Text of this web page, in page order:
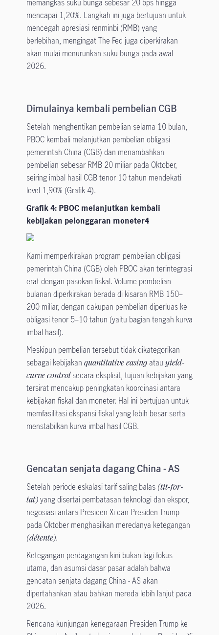
memangkas suku bunga sebesar 20 bps hingga
mencapai 1,20%. Langkah ini juga bertujuan untuk
mencegah apresiasi renminbi (RMB) yang
berlebihan, mengingat The Fed juga diperkirakan
akan mulai menurunkan suku bunga pada awal
2026.
Dimulainya kembali pembelian CGB
Setelah menghentikan pembelian selama 10 bulan,
PBOC kembali melanjutkan pembelian obligasi
pemerintah China (CGB) dan menambahkan
pembelian sebesar RMB 20 miliar pada Oktober,
seiring imbal hasil CGB tenor 10 tahun mendekati
level 1,90% (Grafik 4).
Grafik 4: PBOC melanjutkan kembali
kebijakan pelonggaran moneter4
Kami memperkirakan program pembelian obligasi
pemerintah China (CGB) oleh PBOC akan terintegrasi
erat dengan pasokan fiskal. Volume pembelian
bulanan diperkirakan berada di kisaran RMB 150–
200 miliar, dengan cakupan pembelian diperluas ke
obligasi tenor 5–10 tahun (yaitu bagian tengah kurva
imbal hasil).
Meskipun pembelian tersebut tidak dikategorikan
sebagai kebijakan quantitative easingatau yield-
curve controlsecara eksplisit, tujuan kebijakan yang
tersirat mencakup peningkatan koordinasi antara
kebijakan fiskal dan moneter. Hal ini bertujuan untuk
memfasilitasi ekspansi fiskal yang lebih besar serta
menstabilkan kurva imbal hasil CGB.
Gencatan senjata dagang China - AS
Setelah periode eskalasi tarif saling balas (tit-for-
tat)yang disertai pembatasan teknologi dan ekspor,
negosiasi antara Presiden Xi dan Presiden Trump
pada Oktober menghasilkan meredanya ketegangan
(détente).
Ketegangan perdagangan kini bukan lagi fokus
utama, dan asumsi dasar pasar adalah bahwa
gencatan senjata dagang China - AS akan
dipertahankan atau bahkan mereda lebih lanjut pada
2026.
Rencana kunjungan kenegaraan Presiden Trump ke